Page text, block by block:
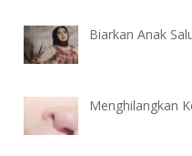
Biarkan Anak
Menghilangkan